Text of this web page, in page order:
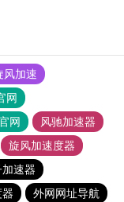
风加速
网
网
风驰加速器
旋风加速度器
加速器
外网网址导航